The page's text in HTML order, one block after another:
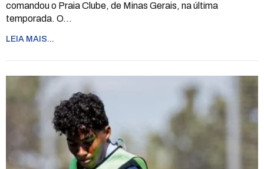
comandou o Praia Clube, de Minas Gerais, na última
temporada. O…
LEIA MAIS...